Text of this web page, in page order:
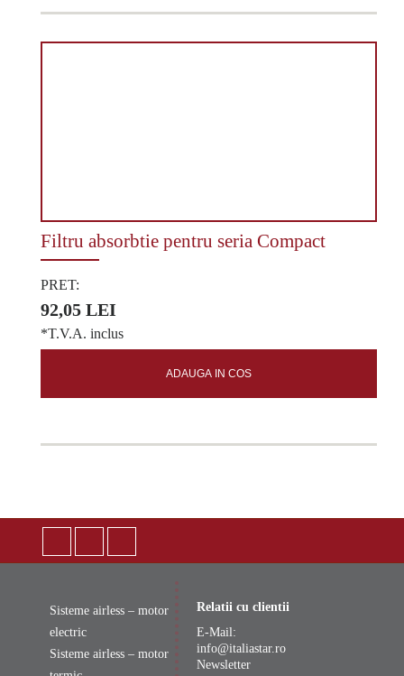
Filtru absorbtie pentru seria Compact
PRET:
92,05 LEI
*T.V.A. inclus
ADAUGA IN COS
Sisteme airless – motor
electric
Sisteme airless – motor
Relatii cu clientii
E-Mail:
info@italiastar.ro
Newsletter